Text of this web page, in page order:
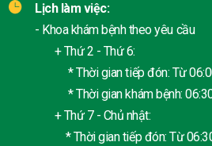
Lịch làm việc:
- Khoa khám bệnh theo yêu cầu
+ Thứ 2 - Thứ 6:
* Thời gian tiếp đón: Từ
* Thời gian khám bệnh:
+ Thứ 7 - Chủ nhật:
* Thời gian tiếp đón: Từ